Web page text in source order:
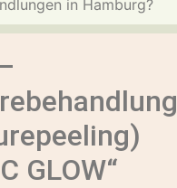
in Hamburg?
GLOW“